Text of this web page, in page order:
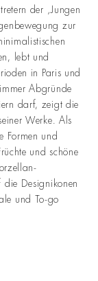
der ‚Jungen
zur
lebt und
in Paris und
Abgründe
darf, zeigt die
Werke. Als
Formen und
und schöne
Designikonen
und To-go